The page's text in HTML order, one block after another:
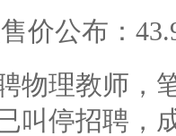
价公布：
物理教师，
叫停招聘，